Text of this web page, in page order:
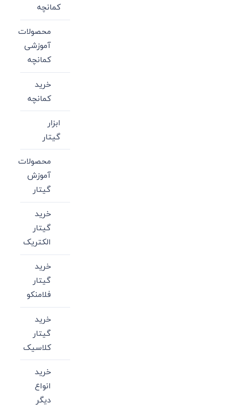
کمانچه
محصولات
آموزشی
کمانچه
خرید
کمانچه
ابزار
گیتار
محصولات
آموزش
گیتار
خرید
گیتار
الکتریک
خرید
گیتار
فلامنکو
خرید
گیتار
کلاسیک
خرید
انواع
دیگر